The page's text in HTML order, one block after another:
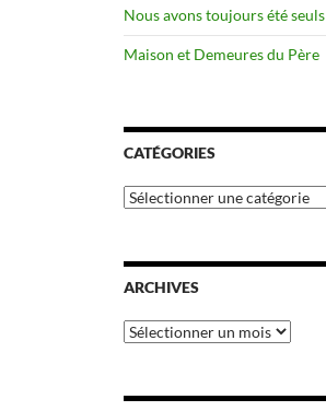
Nous avons toujours été seuls
Maison et Demeures du Père
CATÉGORIES
Catégories
ARCHIVES
Archives